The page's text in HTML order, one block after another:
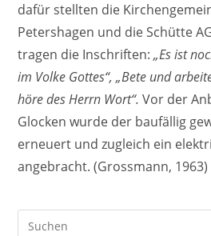
dafür stellten die
Petershagen und die Schütte
tragen die Inschriften:„Es ist
im Volke Gottes“, „Bete und
höre des Herrn Wort“.Vor der
Glocken wurde der baufällig
erneuert und zugleich ein
angebracht. (Grossmann, 1963)